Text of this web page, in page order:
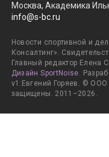
Москва, Академика
info@s-bc.ru
Новости спортивной и
Консалтинг».
Главный редактор Елена
Дизайн SportNoise.
v1:Евгений Горяев. ©
защищены. 2011–2026.